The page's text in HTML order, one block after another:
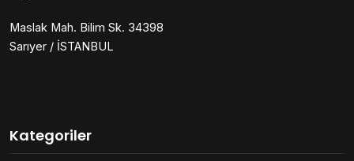
Maslak Mah. Bilim Sk. 34398
Sarıyer / İSTANBUL
Kategoriler